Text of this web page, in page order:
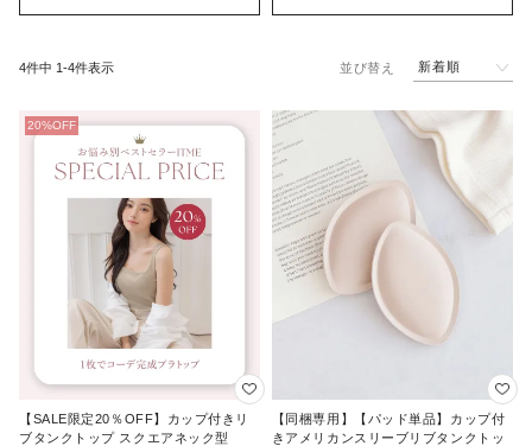
並び替え 新着順
4件中 1-4件表示
【SALE限定20％OFF】カップ付きリ
ブタンクトップ スクエアネック型
【同梱専用】【パッド単品】カップ付
きアメリカンスリーブリブタンクトッ